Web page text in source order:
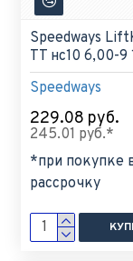
Speedways
Speedways
TT нс10 6,00-9
229.08 руб.
245.01 руб.*
*при покупке
рассрочку